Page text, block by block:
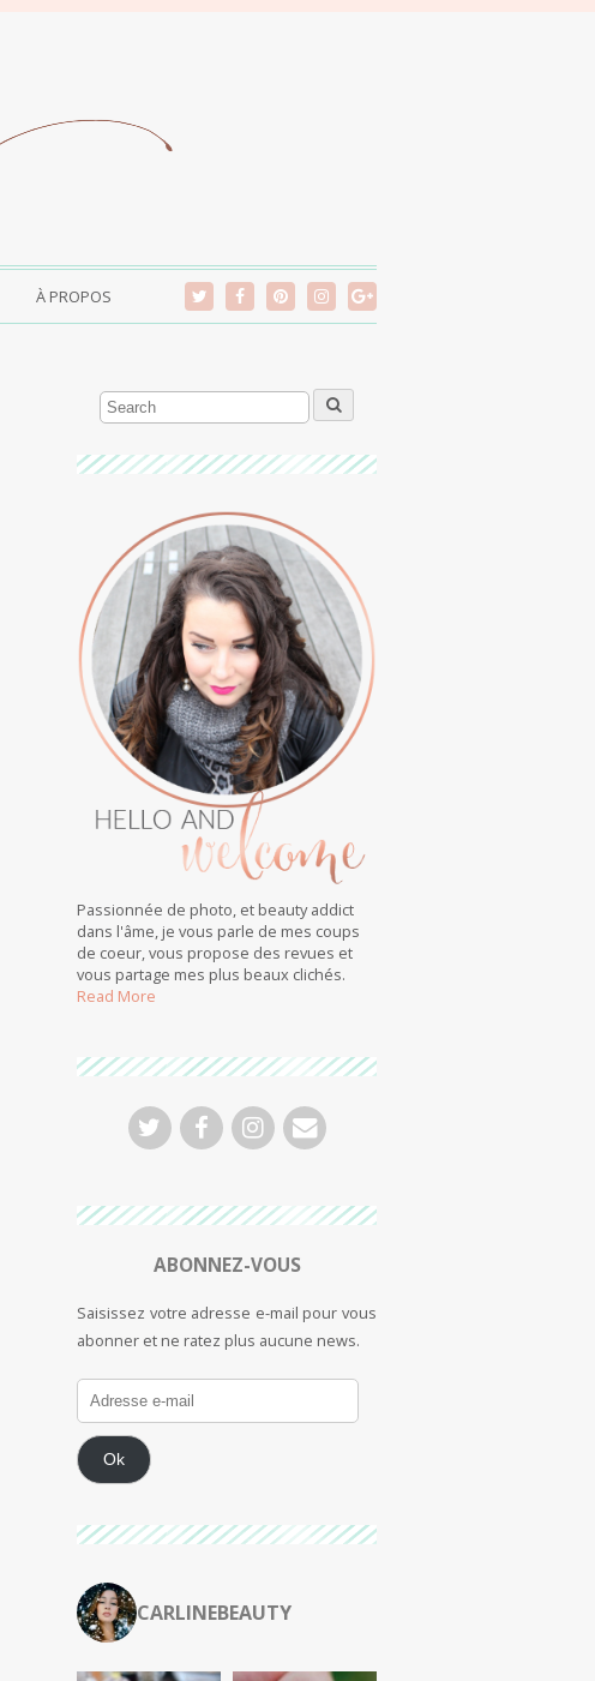
À PROPOS
Passionnée de photo, et beauty addict
dans l'âme, je vous parle de mes coups
de coeur, vous propose des revues et
vous partage mes plus beaux clichés.
Read More
ABONNEZ-VOUS
Saisissez votre adresse e-mail pour vous
abonner et ne ratez plus aucune news.
Ok
CARLINEBEAUTY